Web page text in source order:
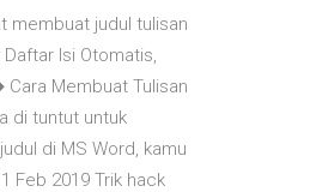
membuat judul tulisan
Isi Otomatis,
Cara Membuat Tulisan
di tuntut untuk
di MS Word, kamu
Feb 2019 Trik hack